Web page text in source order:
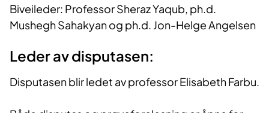
Biveileder: Professor Sheraz Yaqub, ph.d.
Mushegh Sahakyan og ph.d. Jon-Helge Angelsen
Leder av disputasen:
Disputasen blir ledet av professor Elisabeth Farbu.